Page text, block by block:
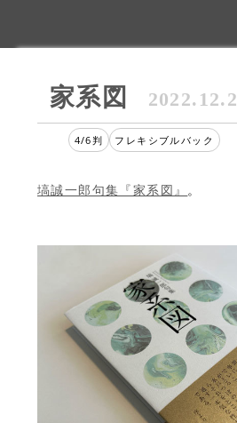
家系図 2022.12.2
4/6判 フレキシブルバック
塙誠一郎句集『家系図』 。